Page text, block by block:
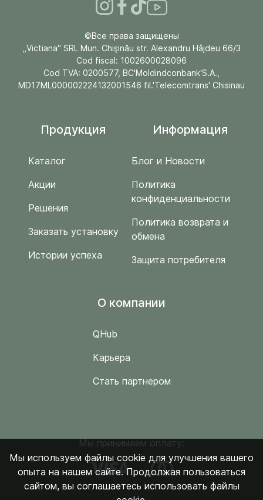
©Все права защищены
„Victiana" SRL Mun. Chişinău str. Alexandru Hâjdeu 66/3
Cod fiscal: 1002600028096
Cod TVA: 0200577, BC'Moldindconbank'S.A.,
MD17ML000002224132001546 fil.'Telecomtrans' Chisinau
Продукция
Каталог
Акции
Решения
Заказать установку
Истории успеха
Информация
Блог и Новости
Политика
конфиденциальности
Политика возврата и
обмена
Защита потребителя
O компании
QHub
Карьера
Стать партнером
Мы принимаем оплату:
Мы используем файлы cookie для улучшения вашего
опыта на нашем сайте. Продолжая пользоваться
сайтом, вы соглашаетесь использовать файлы